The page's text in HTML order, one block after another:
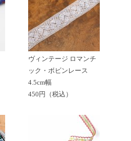
ヴィンテージ ロマンチ
ック・ボビンレース
4.5cm幅
450円（税込）